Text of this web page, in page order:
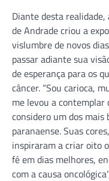
Diante desta
de Andrade criou a
vislumbre de novos
passar adiante sua
de esperança para os
câncer. “Sou carioca,
me levou a
considero um dos
paranaense. Suas
inspiraram a criar oito
fé em dias melhores,
com a causa